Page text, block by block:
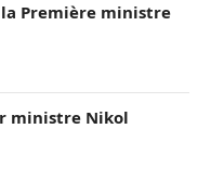
Première ministre
ministre Nikol